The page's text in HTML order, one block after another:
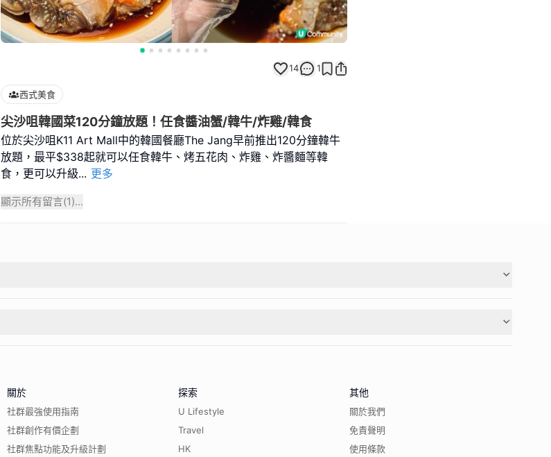
14 1
西式美食
尖沙咀韓國菜120分鐘放題！任食醬油蟹/韓牛/炸雞/韓食
位於尖沙咀K11 Art Mall中的韓國餐廳The Jang早前推出120分鐘韓牛
放題，最平$338起就可以任食韓牛、烤五花肉、炸雞、炸醬麵等韓
食，更可以升級... 更多
顯示所有留言(1)...
關於
社群最強使用指南
社群創作有價企劃
社群焦點功能及升級計劃
探索
U Lifestyle
Travel
HK
其他
關於我們
免責聲明
使用條款